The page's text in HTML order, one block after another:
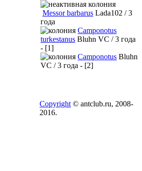
Messor barbarus Lada102 / 3
года
Camponotus
turkestanus Bluhn VC / 3 года
- [1]
Camponotus Bluhn
VC / 3 года - [2]
Copyright © antclub.ru, 2008-
2016.